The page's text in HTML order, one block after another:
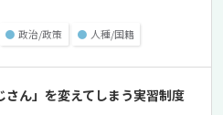
● 政治/政策 ● 人種/国籍
さん」を変えてしまう実習制度